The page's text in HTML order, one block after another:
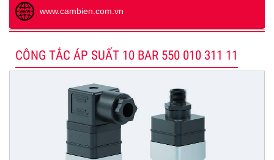
www.cambien.com.vn
CÔNG TẮC ÁP SUẤT 10 BAR 550 010 311 11